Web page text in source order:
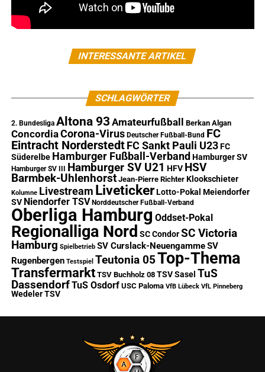
INTERESSANTE ARTIKEL
SCHLAGWÖRTER
2. Bundesliga Altona 93 Amateurfußball Berkan Algan
ConcordiaCorona-Virus Deutscher Fußball-Bund FC
Eintracht Norderstedt FC Sankt Pauli U23 FC
Süderelbe Hamburger Fußball-Verband Hamburger SV
Hamburger SV III Hamburger SV U21 HFV HSV
Barmbek-Uhlenhorst Jean-Pierre Richter Klookschieter
Kolumne Livestream Liveticker Lotto-Pokal Meiendorfer
SV Niendorfer TSV Norddeutscher Fußball-Verband
Oberliga Hamburg Oddset-Pokal
Regionalliga Nord SC Condor SC Victoria
Hamburg Spielbetrieb SV Curslack-NeuengammeSV
Rugenbergen Testspiel Teutonia 05Top-Thema
Transfermarkt TSV Buchholz 08 TSV Sasel TuS
DassendorfTuS Osdorf USC Paloma VfB Lübeck VfL Pinneberg
Wedeler TSV